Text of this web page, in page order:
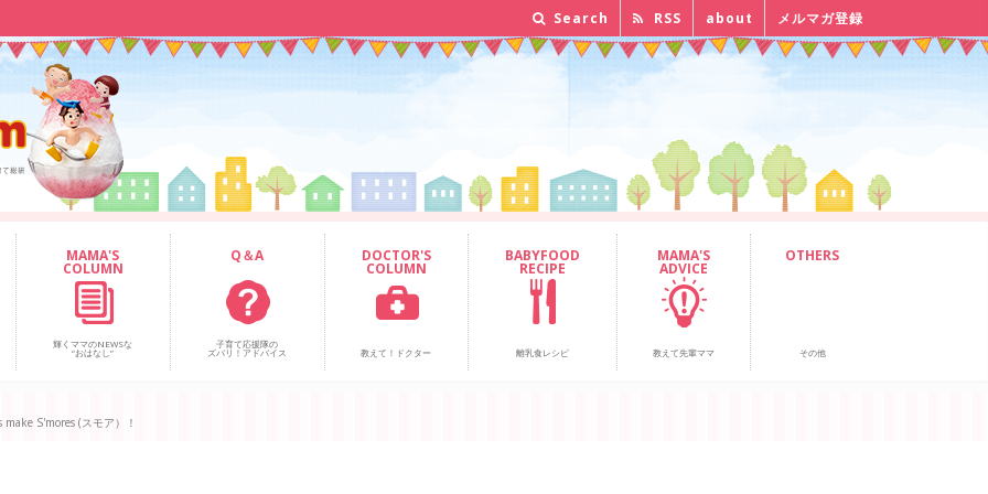
Search RSS about メルマガ登録
MAMA'S
COLUMN
輝くママのNEWSな
“おはなし”
Q＆A
子育て応援隊の
ズバリ！アドバイス
DOCTOR'S
COLUMN
教えて！ドクター
BABYFOOD
RECIPE
離乳食レシピ
MAMA'S
ADVICE
教えて先輩ママ
OTHERS
その他
S'mores (スモア）！